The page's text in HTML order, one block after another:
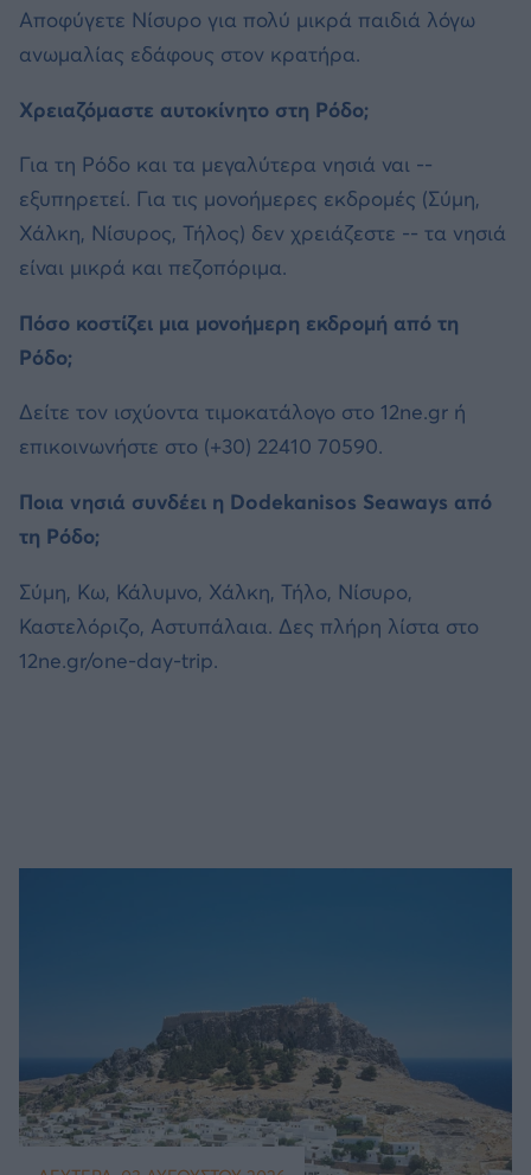
Αποφύγετε Νίσυρο για πολύ μικρά παιδιά λόγω
ανωμαλίας εδάφους στον κρατήρα.
Χρειαζόμαστε αυτοκίνητο στη Ρόδο;
Για τη Ρόδο και τα μεγαλύτερα νησιά ναι --
εξυπηρετεί. Για τις μονοήμερες εκδρομές (Σύμη,
Χάλκη, Νίσυρος, Τήλος) δεν χρειάζεστε -- τα νησιά
είναι μικρά και πεζοπόριμα.
Πόσο κοστίζει μια μονοήμερη εκδρομή από τη
Ρόδο;
Δείτε τον ισχύοντα τιμοκατάλογο στο 12ne.gr ή
επικοινωνήστε στο (+30) 22410 70590.
Ποια νησιά συνδέει η Dodekanisos Seaways από
τη Ρόδο;
Σύμη, Κω, Κάλυμνο, Χάλκη, Τήλο, Νίσυρο,
Καστελόριζο, Αστυπάλαια. Δες πλήρη λίστα στο
12ne.gr/one-day-trip.